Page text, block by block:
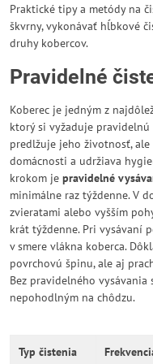
Praktické tipy a metódy na
škvrny, vykonávať hĺbkové
druhy kobercov.
Pravidelné
Koberec je jedným z
ktorý si vyžaduje
predlžuje jeho životnosť,
domácnosti a udržiava
krokom je pravidelné
minimálne raz týždenne. V
zvieratami alebo vyšším
krát týždenne. Pri vysávaní
v smere vlákna koberca.
povrchovú špinu, ale aj
Bez pravidelného
nepohodlným na chôdzu.
Typ čistenia